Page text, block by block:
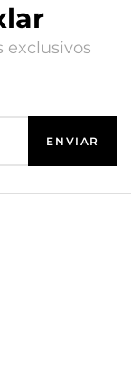
exclusivos